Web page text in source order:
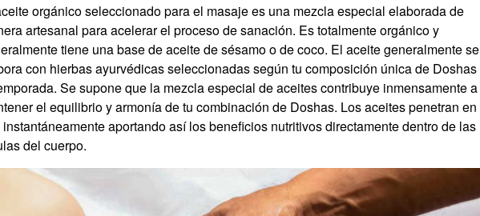
orgánico seleccionado para el masaje es una mezcla especial elaborada de
artesanal para acelerar el proceso de sanación. Es totalmente orgánico y
tiene una base de aceite de sésamo o de coco. El aceite generalmente se
con hierbas ayurvédicas seleccionadas según tu composición única de Doshas
Se supone que la mezcla especial de aceites contribuye inmensamente a
el equilibrio y armonía de tu combinación de Doshas. Los aceites penetran
aportando así los beneficios nutritivos directamente dentro de las
del cuerpo.